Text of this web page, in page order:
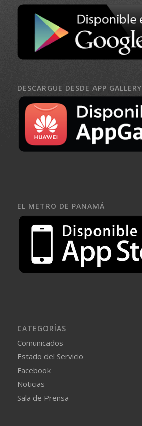
DESCARGUE DESDE APP GALLERY
EL METRO DE PANAMÁ
CATEGORÍAS
Comunicados
Estado del Servicio
Facebook
Noticias
Sala de Prensa